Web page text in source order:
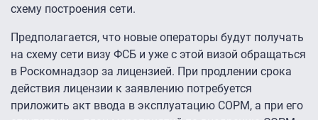
схему построения сети.
Предполагается, что новые операторы будут получать
на схему сети визу ФСБ и уже с этой визой обращаться
в Роскомнадзор за лицензией. При продлении срока
действия лицензии к заявлению потребуется
приложить акт ввода в эксплуатацию СОРМ, а при его